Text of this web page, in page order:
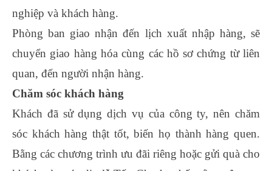
nghiệp và khách hàng.
Phòng ban giao nhận đến lịch xuất nhập hàng, sẽ
chuyển giao hàng hóa cùng các hồ sơ chứng từ liên
quan, đến người nhận hàng.
Chăm sóc khách hàng
Khách đã sử dụng dịch vụ của công ty, nên chăm
sóc khách hàng thật tốt, biến họ thành hàng quen.
Bằng các chương trình ưu đãi riêng hoặc gửi quà cho